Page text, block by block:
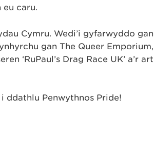
eu caru.
Cymru. Wedi’i gyfarwyddo gan
gan The Queer Emporium,
‘RuPaul’s Drag Race UK’ a’r
ddathlu Penwythnos Pride!